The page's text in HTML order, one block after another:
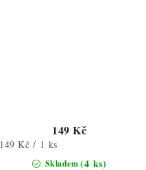
Skladem(4 ks)
149 Kč
Měrná
149 Kč / 1 ks